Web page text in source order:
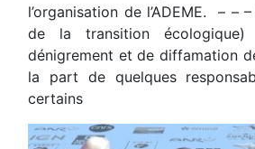
l’organisation de l’ADEME. – –
de la transition
dénigrement et de diffamation
la part de quelques
certains